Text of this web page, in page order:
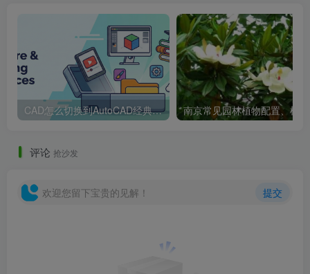
CAD怎么切换到AutoCAD经典模式？三步设置完成
评论 抢沙发
欢迎您留下宝贵的见解！ 提交